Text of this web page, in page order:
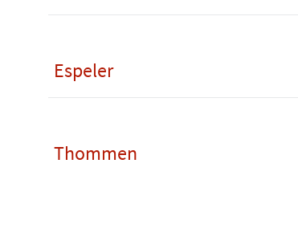
Espeler
Thommen